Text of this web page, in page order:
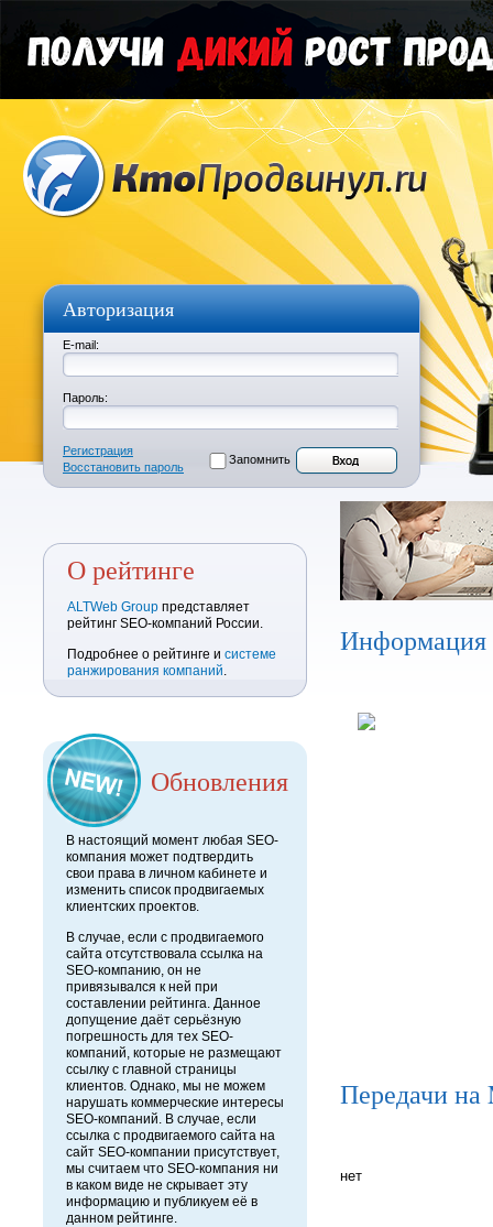
Авторизация
E-mail:
Пароль:
Регистрация
Восстановить пароль
Запомнить
О рейтинге
ALTWeb Group представляет
рейтинг SEO-компаний России.
Подробнее о рейтинге и системе
ранжирования компаний.
Обновления
В настоящий момент любая SEO-
компания может подтвердить
свои права в личном кабинете и
изменить список продвигаемых
клиентских проектов.
В случае, если с продвигаемого
сайта отсутствовала ссылка на
SEO-компанию, он не
привязывался к ней при
составлении рейтинга. Данное
допущение даёт серьёзную
погрешность для тех SEO-
компаний, которые не размещают
ссылку с главной страницы
клиентов. Однако, мы не можем
нарушать коммерческие интересы
SEO-компаний. В случае, если
ссылка с продвигаемого сайта на
сайт SEO-компании присутствует,
мы считаем что SEO-компания ни
в каком виде не скрывает эту
информацию и публикуем её в
данном рейтинге.
Информация
Передачи на
нет